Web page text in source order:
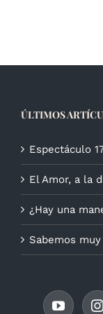
ÚLTIMOS
Espectáculo
El Amor, a la
¿Hay una
Sabemos